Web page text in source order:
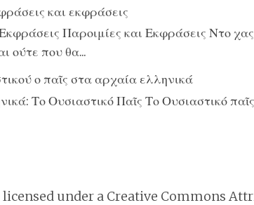
και εκφράσεις
Παροιμίες και Εκφράσεις Ντο
ούτε που θα...
ο παῖς στα αρχαία ελληνικά
Το Ουσιαστικό Παῖς Το Ουσιαστικό
under a Creative Commons